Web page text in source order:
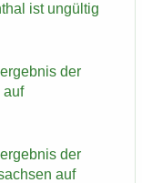
ist un­gül­tig
der
auf
der
auf